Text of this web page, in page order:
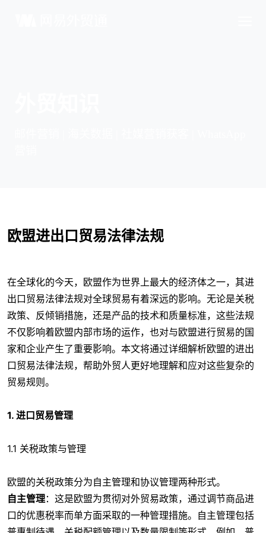
欧盟进出口贸易法律法规
在全球化的今天，欧盟作为世界上最大的经济体之一，其进
出口贸易法律法规对全球贸易有着深远的影响。无论是关税
政策、反倾销措施，还是产品的技术和质量标准，这些法规
不仅影响着欧盟内部市场的运作，也对与欧盟进行贸易的国
家和企业产生了重要影响。本文将通过详细解析欧盟的进出
口贸易法律法规，帮助外贸人更好地理解和应对这些复杂的
贸易规则。
1. 进口贸易管理
1.1 关税政策与管理
欧盟的关税政策分为自主管理和协议管理两种形式。
自主管理：这是欧盟为贯彻对外贸易政策，通过调节商品进
口的优惠税率而单方面采取的一种管理措施。自主管理包括